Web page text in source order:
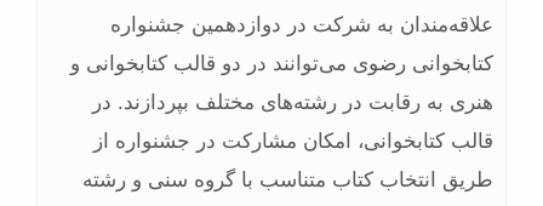
علاقه‌مندان به شرکت در دوازدهمین جشنواره
کتابخوانی رضوی می‌توانند در دو قالب کتابخوانی و
هنری به رقابت در رشته‌های مختلف بپردازند. در
قالب کتابخوانی، امکان مشارکت در جشنواره از
طریق انتخاب کتاب متناسب با گروه سنی و رشته